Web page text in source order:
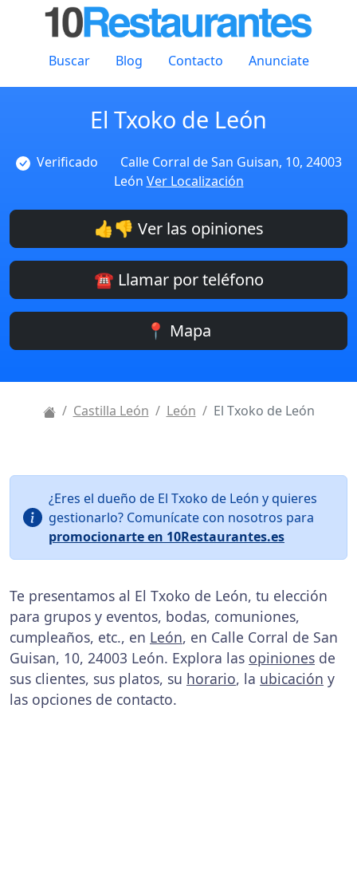
Buscar Blog Contacto Anunciate
El Txoko de León
Verificado
Calle Corral de San Guisan, 10, 24003
León Ver Localización
👍👎 Ver las opiniones
☎️ Llamar por teléfono
📍 Mapa
Castilla León León El Txoko de León
¿Eres el dueño de El Txoko de León y quieres
gestionarlo? Comunícate con nosotros para
promocionarte en 10Restaurantes.es
Te presentamos al El Txoko de León, tu elección
para grupos y eventos, bodas, comuniones,
cumpleaños, etc., en León, en Calle Corral de San
Guisan, 10, 24003 León. Explora las opiniones de
sus clientes, sus platos, su horario, la ubicación y
las opciones de contacto.